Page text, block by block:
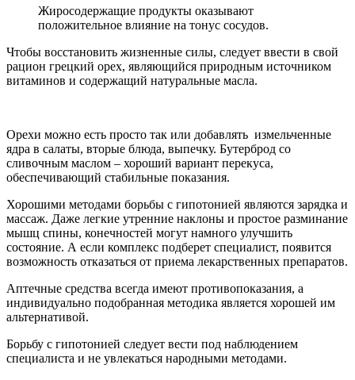
Жиросодержащие продукты оказывают
положительное влияние на тонус сосудов.
Чтобы восстановить жизненные силы, следует ввести в свой
рацион грецкий орех, являющийся природным источником
витаминов и содержащий натуральные масла.
Орехи можно есть просто так или добавлять измельченные
ядра в салаты, вторые блюда, выпечку. Бутерброд со
сливочным маслом – хороший вариант перекуса,
обеспечивающий стабильные показания.
Хорошими методами борьбы с гипотонией являются зарядка и
массаж. Даже легкие утренние наклоны и простое разминание
мышц спины, конечностей могут намного улучшить
состояние. А если комплекс подберет специалист, появится
возможность отказаться от приема лекарственных препаратов.
Аптечные средства всегда имеют противопоказания, а
индивидуально подобранная методика является хорошей им
альтернативой.
Борьбу с гипотонией следует вести под наблюдением
специалиста и не увлекаться народными методами.